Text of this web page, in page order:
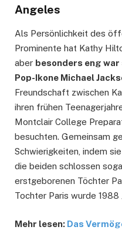
Angeles
Als Persönlichkeit des
Prominente hat Kathy
aber besonders eng
Pop-Ikone Michael
Freundschaft zwischen
ihren frühen
Montclair College
besuchten. Gemeinsam
Schwierigkeiten, indem
die beiden schlossen
erstgeborenen Töchter
Tochter Paris wurde 1988
Mehr lesen: Das